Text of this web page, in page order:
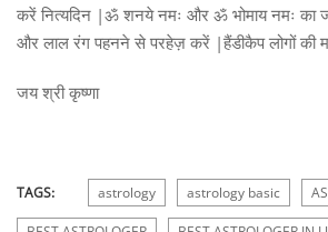
करें नित्यदिन |ॐ शनये नमः और ॐ भोमाय नमः का
और लाल रंग पहनने से परहेज़ करें |हैंडीकैप लोगों की
जय श्री कृष्णा
TAGS: astrology astrology basic